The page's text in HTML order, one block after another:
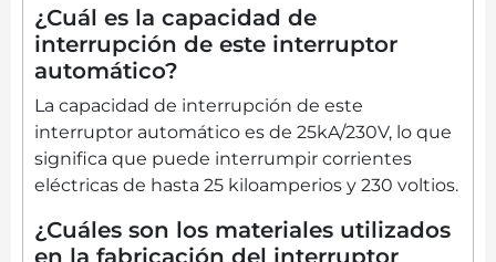
¿Cuál es la capacidad de
interrupción de este interruptor
automático?
La capacidad de interrupción de este
interruptor automático es de 25kA/230V, lo que
significa que puede interrumpir corrientes
eléctricas de hasta 25 kiloamperios y 230 voltios.
¿Cuáles son los materiales utilizados
en la fabricación del interruptor